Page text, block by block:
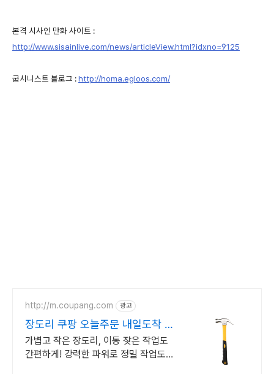
본격 시사인 만화 사이트 :
http://www.sisainlive.com/news/articleView.html?idxno=9125
굽시니스트 블로그 :http://homa.egloos.com/
http://m.coupang.com 광고
장도리 쿠팡 오늘주문 내일도착 로
켓배송
가볍고 작은 장도리, 이동 잦은 작업도
간편하게! 강력한 파워로 정밀 작업도